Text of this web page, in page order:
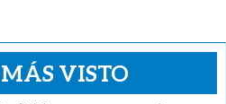
VISTO